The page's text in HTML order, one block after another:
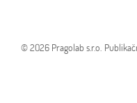
© 2026 Pragolab s.r.o.